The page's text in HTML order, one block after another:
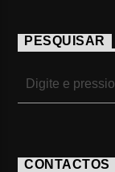
PESQUISAR
CONTACTOS